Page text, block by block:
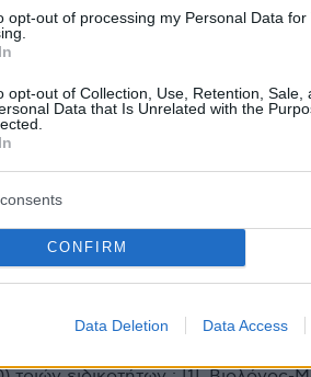
opt-out of processing my Personal Data for
opt-out of Collection, Use, Retention, Sale,
Data that Is Unrelated with the
CONFIRM
Data Deletion Data Access
protothema.gr στο Google News
Ειδήσειςαπό την Ελλάδα
στοProtothema.gr
(6)
26.07.2024, 14:34